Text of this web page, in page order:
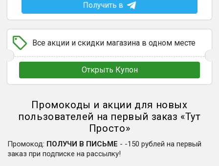
Получить в
Все акции и скидки магазина в одном месте
Открыть Купон
Промокоды и акции для новых
пользователей на первый заказ «Тут
Просто»
Промокод: ПОЛУЧИ В ПИСЬМЕ - -150 рублей на первый
заказ при подписке на рассылку!